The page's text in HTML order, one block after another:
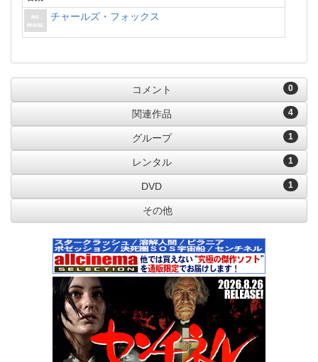
チャールズ・フォックス
0
コメント
4
関連作品
1
グループ
1
レンタル
1
DVD
その他